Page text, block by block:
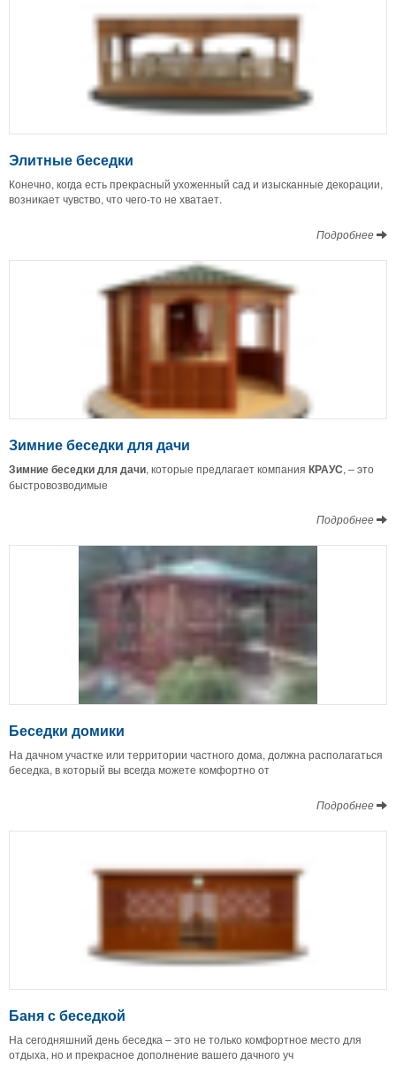
Элитные беседки
Конечно, когда есть прекрасный ухоженный сад и изысканные декорации,
возникает чувство, что чего-то не хватает.
Подробнее
Зимние беседки для дачи
Зимние беседки для дачи, которые предлагает компания КРАУС, – это
быстровозводимые
Подробнее
Беседки домики
На дачном участке или территории частного дома, должна располагаться
беседка, в который вы всегда можете комфортно от
Подробнее
Баня с беседкой
На сегодняшний день беседка – это не только комфортное место для
отдыха, но и прекрасное дополнение вашего дачного уч